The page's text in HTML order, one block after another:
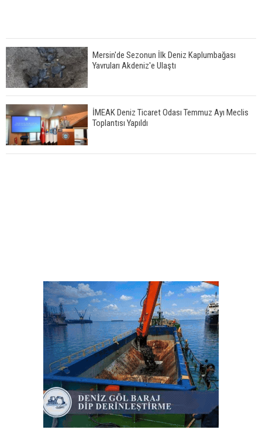
Mersin'de Sezonun İlk Deniz Kaplumbağası
Yavruları Akdeniz'e Ulaştı
İMEAK Deniz Ticaret Odası Temmuz Ayı Meclis
Toplantısı Yapıldı